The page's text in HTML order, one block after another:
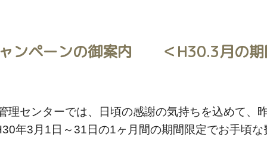
ンペーンの御案内 ＜H30.3月の期
理センターでは、日頃の感謝の気持ちを込めて、
年3月1日～31日の1ヶ月間の期間限定でお手頃